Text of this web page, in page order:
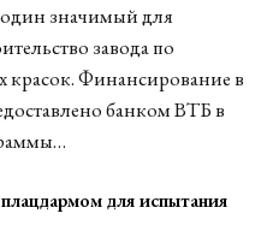
значимый для
завода по
красок. Финансирование в
банком ВТБ в
для испытания